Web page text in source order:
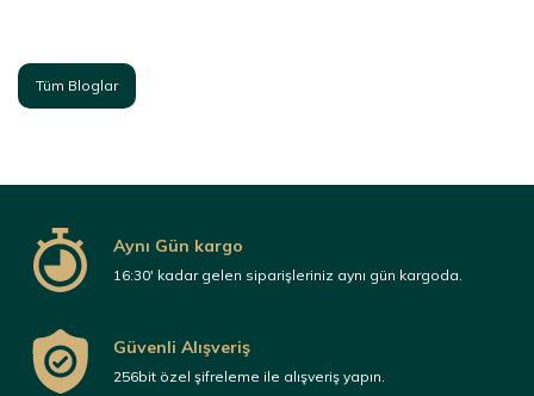
Tüm Bloglar
Aynı Gün kargo
16:30' kadar gelen siparişleriniz aynı gün kargoda.
Güvenli Alışveriş
256bit özel şifreleme ile alışveriş yapın.